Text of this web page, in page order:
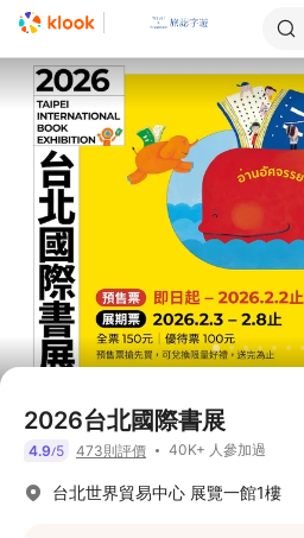
2026台北國際書展
4.9/5 473則評價 40K+ 人參加過
台北世界貿易中心 展覽一館1樓